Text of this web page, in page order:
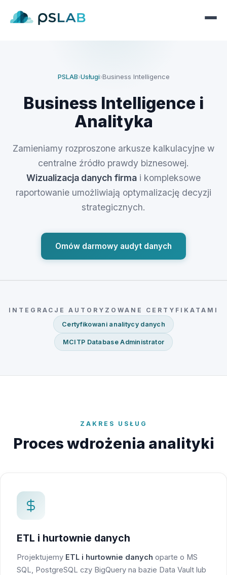
PSLAB›Usługi›Business Intelligence
Business Intelligence i
Analityka
Zamieniamy rozproszone arkusze kalkulacyjne w
centralne źródło prawdy biznesowej.
Wizualizacja danych firma i kompleksowe
raportowanie umożliwiają optymalizację decyzji
strategicznych.
Omów darmowy audyt danych
INTEGRACJE AUTORYZOWANE CERTYFIKATAMI
Certyfikowani analitycy danych
MCITP Database Administrator
ZAKRES USŁUG
Proces wdrożenia analityki
ETL i hurtownie danych
Projektujemy ETL i hurtownie danych oparte o MS
SQL, PostgreSQL czy BigQuery na bazie Data Vault lub